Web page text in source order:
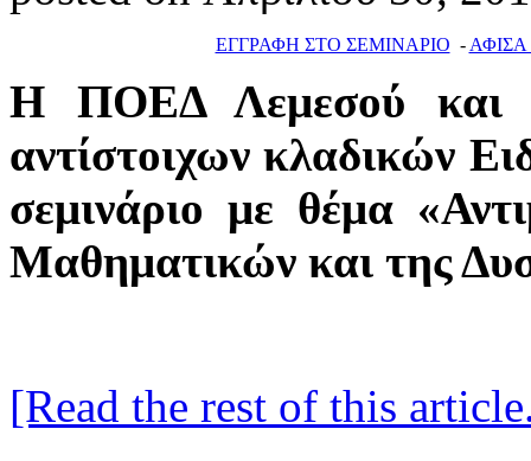
ΕΓΓΡΑΦΗ ΣΤΟ ΣΕΜΙΝΑΡΙΟ -
Η ΠΟΕΔ Λεμεσού και
αντίστοιχων κλαδικών
σεμινάριο με θέμα
Μαθηματικών και της
[Read the rest of this